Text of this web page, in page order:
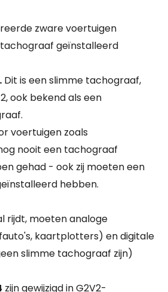
zware voertuigen
geïnstalleerd
Dit is een slimme tachograaf,
ook bekend als een
voertuigen zoals
nooit een tachograaf
gehad - ook zij moeten een
hebben.
rijdt, moeten analoge
kaartplotters) en digitale
slimme tachograaf zijn)
zijn gewijzigd in G2V2-